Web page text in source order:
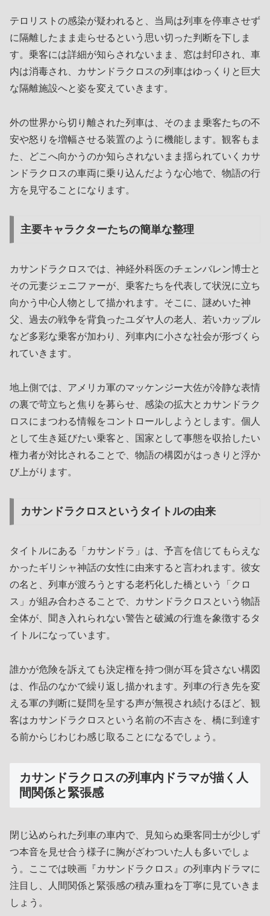
テロリストの感染が疑われると、当局は列車を停車させず
に隔離したまま走らせるという思い切った判断を下しま
す。乗客には詳細が知らされないまま、窓は封印され、車
内は消毒され、カサンドラクロスの列車はゆっくりと巨大
な隔離施設へと姿を変えていきます。
外の世界から切り離された列車は、そのまま乗客たちの不
安や怒りを増幅させる装置のように機能します。観客もま
た、どこへ向かうのか知らされないまま揺られていくカサ
ンドラクロスの車両に乗り込んだような心地で、物語の行
方を見守ることになります。
主要キャラクターたちの簡単な整理
カサンドラクロスでは、神経外科医のチェンバレン博士と
その元妻ジェニファーが、乗客たちを代表して状況に立ち
向かう中心人物として描かれます。そこに、謎めいた神
父、過去の戦争を背負ったユダヤ人の老人、若いカップル
など多彩な乗客が加わり、列車内に小さな社会が形づくら
れていきます。
地上側では、アメリカ軍のマッケンジー大佐が冷静な表情
の裏で苛立ちと焦りを募らせ、感染の拡大とカサンドラク
ロスにまつわる情報をコントロールしようとします。個人
として生き延びたい乗客と、国家として事態を収拾したい
権力者が対比されることで、物語の構図がはっきりと浮か
び上がります。
カサンドラクロスというタイトルの由来
タイトルにある「カサンドラ」は、予言を信じてもらえな
かったギリシャ神話の女性に由来すると言われます。彼女
の名と、列車が渡ろうとする老朽化した橋という「クロ
ス」が組み合わさることで、カサンドラクロスという物語
全体が、聞き入れられない警告と破滅の行進を象徴するタ
イトルになっています。
誰かが危険を訴えても決定権を持つ側が耳を貸さない構図
は、作品のなかで繰り返し描かれます。列車の行き先を変
える軍の判断に疑問を呈する声が無視され続けるほど、観
客はカサンドラクロスという名前の不吉さを、橋に到達す
る前からじわじわ感じ取ることになるでしょう。
カサンドラクロスの列車内ドラマが描く人
間関係と緊張感
閉じ込められた列車の車内で、見知らぬ乗客同士が少しず
つ本音を見せ合う様子に胸がざわついた人も多いでしょ
う。ここでは映画『カサンドラクロス』の列車内ドラマに
注目し、人間関係と緊張感の積み重ねを丁寧に見ていきま
しょう。